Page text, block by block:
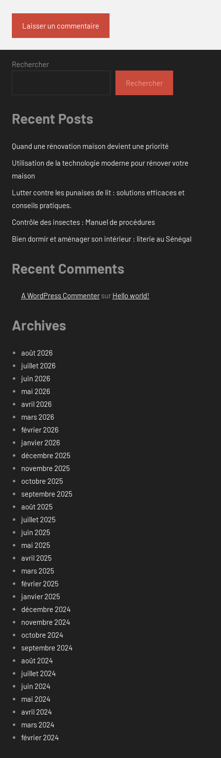
Rechercher
Rechercher
Recent Posts
Quand une rénovation maison devient une priorité
Utilisation de la technologie moderne pour rénover votre
maison
Lutter contre les punaises de lit : solutions efficaces et
conseils pratiques.
Contrôle des insectes : Manuel de procédures
Bien dormir et aménager son intérieur : literie au Sénégal
Recent Comments
A WordPress Commentersur Hello world!
Archives
août 2026
juillet 2026
juin 2026
mai 2026
avril 2026
mars 2026
février 2026
janvier 2026
décembre 2025
novembre 2025
octobre 2025
septembre 2025
août 2025
juillet 2025
juin 2025
mai 2025
avril 2025
mars 2025
février 2025
janvier 2025
décembre 2024
novembre 2024
octobre 2024
septembre 2024
août 2024
juillet 2024
juin 2024
mai 2024
avril 2024
mars 2024
février 2024